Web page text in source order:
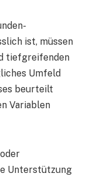
ist, müssen
tiefgreifenden
Umfeld
beurteilt
Variablen
Unterstützung